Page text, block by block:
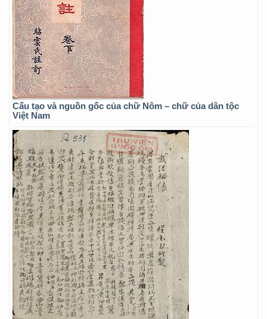
Cấu tạo và nguồn gốc của chữ Nôm – chữ của dân tộc
Việt Nam